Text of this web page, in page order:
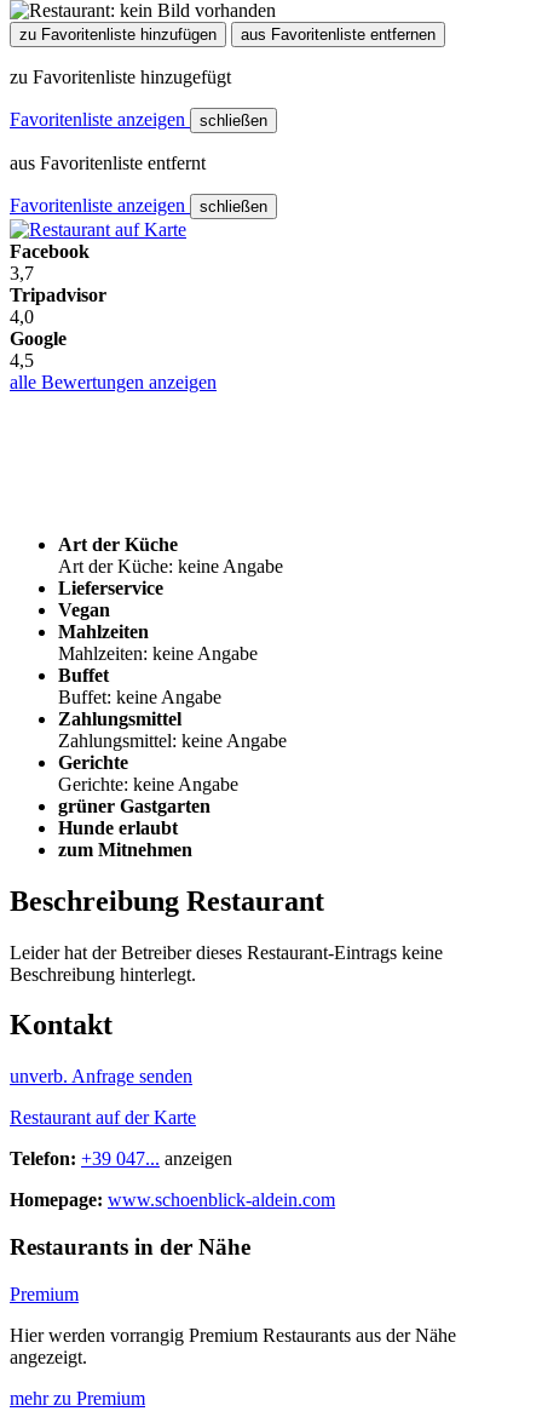
zu Favoritenliste hinzufügen aus Favoritenliste entfernen
zu Favoritenliste hinzugefügt
Favoritenliste anzeigen schließen
aus Favoritenliste entfernt
Favoritenliste anzeigen schließen
Facebook
3,7
Tripadvisor
4,0
Google
4,5
alle Bewertungen anzeigen
Art der Küche
Art der Küche: keine Angabe
Lieferservice
Vegan
Mahlzeiten
Mahlzeiten: keine Angabe
Buffet
Buffet: keine Angabe
Zahlungsmittel
Zahlungsmittel: keine Angabe
Gerichte
Gerichte: keine Angabe
grüner Gastgarten
Hunde erlaubt
zum Mitnehmen
Beschreibung Restaurant
Leider hat der Betreiber dieses Restaurant-Eintrags keine
Beschreibung hinterlegt.
Kontakt
unverb. Anfrage senden
Restaurant auf der Karte
Telefon: +39 047... anzeigen
Homepage: www.schoenblick-aldein.com
Restaurants in der Nähe
Premium
Hier werden vorrangig Premium Restaurants aus der Nähe
angezeigt.
mehr zu Premium